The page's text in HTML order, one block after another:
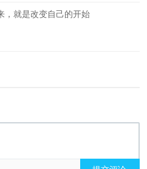
，就是改变自己的开始